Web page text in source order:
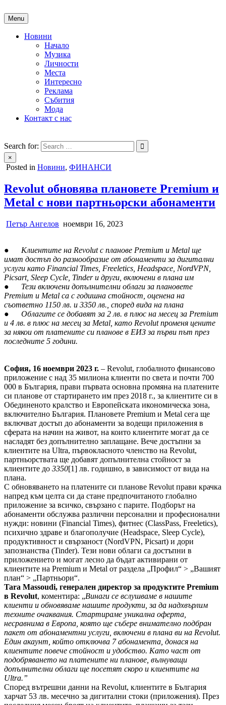
to
content
Menu
Новини
Начало
Музика
Личности
Места
Интересно
Реклама
Събития
Мода
Контакт с нас
People of Bulgaria
За хората на България
Search for:
×
Posted in Новини, ФИНАНСИ
Revolut обновява плановете Premium и
Metal с нови партньорски абонаменти
Петър Ангелов ноември 16, 2023
● Клиентите на Revolut с планове Premium и Metal ще
имат достъп до разнообразие от абонаменти за дигитални
услуги като Financial Times, Freeletics, Headspace, NordVPN,
Picsart, Sleep Cycle, Tinder и други, включени в плана им
● Тези включени допълнителни облаги за плановете
Premium и Metal са с годишна стойност, оценена на
съответно 1150 лв. и 3350 лв., според вида на плана
● Облагите се добавят за 2 лв. в плюс на месец за Premium
и 4 лв. в плюс на месец за Metal, като Revolut променя цените
за някои от платените си планове в ЕИЗ за първи път през
последните 5 години.
София, 16 ноември 2023 г. – Revolut, глобалното финансово
приложение с над 35 милиона клиенти по света и почти 700
000 в България, прави първата основна промяна на платените
си планове от стартирането им през 2018 г., за клиентите си в
Обединеното кралство и Европейската икономическа зона,
включително България. Плановете Premium и Metal сега ще
включват достъп до абонаменти за водещи приложения в
сферата на начин на живот, на които клиентите могат да се
насладят без допълнително заплащане. Вече достъпни за
клиентите на Ultra, първокласното членство на Revolut,
партньорствата ще добавят допълнителна стойност за
клиентите до 3350[1] лв. годишно, в зависимост от вида на
плана.
С обновяването на платените си планове Revolut прави крачка
напред към целта си да стане предпочитаното глобално
приложение за всичко, свързано с парите. Подборът на
абонаменти обслужва различни персонални и професионални
нужди: новини (Financial Times), фитнес (ClassPass, Freeletics),
психично здраве и благополучие (Headspace, Sleep Cycle),
продуктивност и свързаност (NordVPN, Picsart) и дори
запознанства (Tinder). Тези нови облаги са достъпни в
приложението и могат лесно да бъдат активирани от
клиентите на Premium и Metal от раздела „Профил“ > „Вашият
план“ > „Партньори“.
Tara Massoudi, генерален директор за продуктите Premium
в Revolut, коментира: „Винаги се вслушваме в нашите
клиенти и обновяваме нашите продукти, за да надхвърлим
техните очаквания. Стартираме уникална оферта,
несравнима в Европа, която ще събере внимателно подбран
пакет от абонаментни услуги, включени в плана ви на Revolut.
Един акаунт, който отключва 7 абонамента, донася на
клиентите повече стойност и удобство. Като част от
подобряването на платените ни планове, вълнуващи
допълнителни облаги ще посетят скоро и клиентите на
Ultra.”
Според вътрешни данни на Revolut, клиентите в България
харчат 53 лв. месечно за дигитални стоки (приложения). През